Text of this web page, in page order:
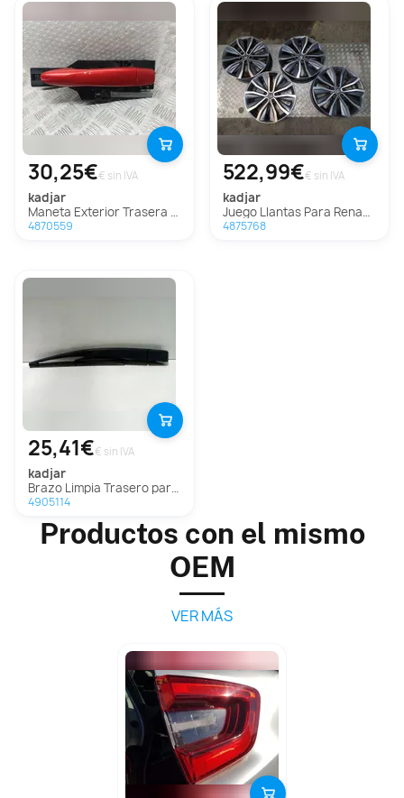
30,25€€ sin IVA
kadjar
Maneta Exterior Trasera Derecha Para Renault Kadjar
4870559
522,99€€ sin IVA
kadjar
Juego Llantas Para Renault Kadjar
4875768
25,41€€ sin IVA
kadjar
Brazo Limpia Trasero para Renault Kadjar
4905114
Productos con el mismo
OEM
VER MÁS